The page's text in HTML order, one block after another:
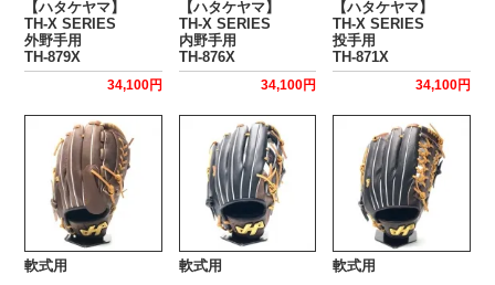
【ハタケヤマ】
TH-X SERIES
外野手用
TH-879X
34,100円
【ハタケヤマ】
TH-X SERIES
内野手用
TH-876X
34,100円
【ハタケヤマ】
TH-X SERIES
投手用
TH-871X
34,100円
軟式用
軟式用
軟式用